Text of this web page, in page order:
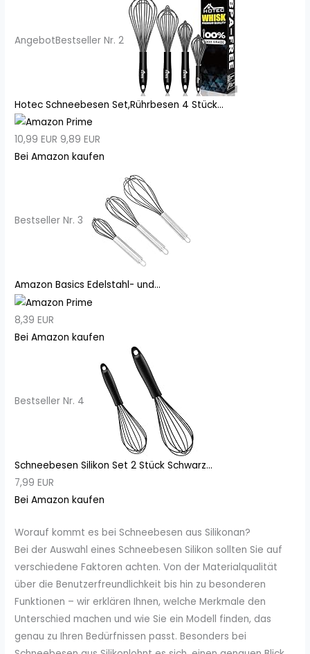
AngebotBestseller Nr. 2
Hotec Schneebesen Set,Rührbesen 4 Stück...
10,99 EUR 9,89 EUR
Bei Amazon kaufen
Bestseller Nr. 3
Amazon Basics Edelstahl- und...
8,39 EUR
Bei Amazon kaufen
Bestseller Nr. 4
Schneebesen Silikon Set 2 Stück Schwarz...
7,99 EUR
Bei Amazon kaufen
Worauf kommt es bei Schneebesen aus Silikonan?
Bei der Auswahl eines Schneebesen Silikon sollten Sie auf
verschiedene Faktoren achten. Von der Materialqualität
über die Benutzerfreundlichkeit bis hin zu besonderen
Funktionen – wir erklären Ihnen, welche Merkmale den
Unterschied machen und wie Sie ein Modell finden, das
genau zu Ihren Bedürfnissen passt. Besonders bei